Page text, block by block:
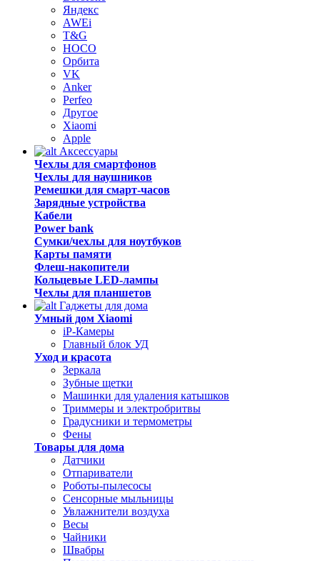
Яндекс
AWEi
T&G
HOCO
Орбита
VK
Anker
Perfeo
Другое
Xiaomi
Apple
Аксессуары
Чехлы для смартфонов
Чехлы для наушников
Ремешки для смарт-часов
Зарядные устройства
Кабели
Power bank
Сумки/чехлы для ноутбуков
Карты памяти
Флеш-накопители
Кольцевые LED-лампы
Чехлы для планшетов
Гаджеты для дома
Умный дом Xiaomi
iP-Камеры
Главный блок УД
Уход и красота
Зеркала
Зубные щетки
Машинки для удаления катышков
Триммеры и электробритвы
Градусники и термометры
Фены
Товары для дома
Датчики
Отпариватели
Роботы-пылесосы
Сенсорные мыльницы
Увлажнители воздуха
Весы
Чайники
Швабры